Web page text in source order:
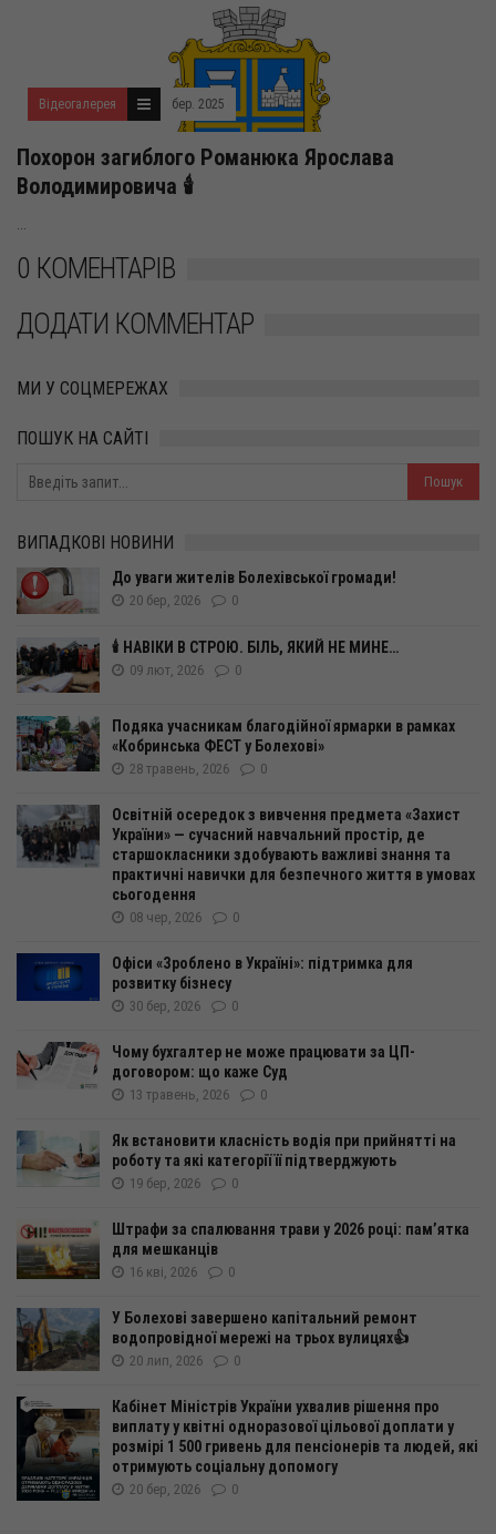
Відеогалерея бер. 2025
Похорон загиблого Романюка Ярослава
Володимировича 🕯️
0 КОМЕНТАРІВ
ДОДАТИ КОММЕНТАР
МИ У СОЦМЕРЕЖАХ
ПОШУК НА САЙТІ
ВИПАДКОВІ НОВИНИ
До уваги жителів Болехівської громади!
20 бер, 2026 0
🕯️ НАВІКИ В СТРОЮ. БІЛЬ, ЯКИЙ НЕ МИНЕ…
09 лют, 2026 0
Подяка учасникам благодійної ярмарки в рамках
«Кобринська ФЕСТ у Болехові»
28 травень, 2026 0
Освітній осередок з вивчення предмета «Захист
України» — сучасний навчальний простір, де
старшокласники здобувають важливі знання та
практичні навички для безпечного життя в умовах
сьогодення
08 чер, 2026 0
Офіси «Зроблено в Україні»: підтримка для
розвитку бізнесу
30 бер, 2026 0
Чому бухгалтер не може працювати за ЦП-
договором: що каже Суд
13 травень, 2026 0
Як встановити класність водія при прийнятті на
роботу та які категорії її підтверджують
19 бер, 2026 0
Штрафи за спалювання трави у 2026 році: пам’ятка
для мешканців
16 кві, 2026 0
У Болехові завершено капітальний ремонт
водопровідної мережі на трьох вулицях👍
20 лип, 2026 0
Кабінет Міністрів України ухвалив рішення про
виплату у квітні одноразової цільової доплати у
розмірі 1 500 гривень для пенсіонерів та людей, які
отримують соціальну допомогу
20 бер, 2026 0